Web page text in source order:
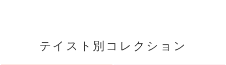
テイスト別コレクション